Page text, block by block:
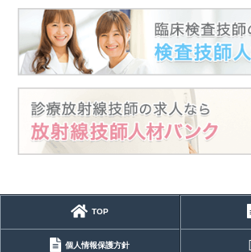
TOP
個人情報保護方針